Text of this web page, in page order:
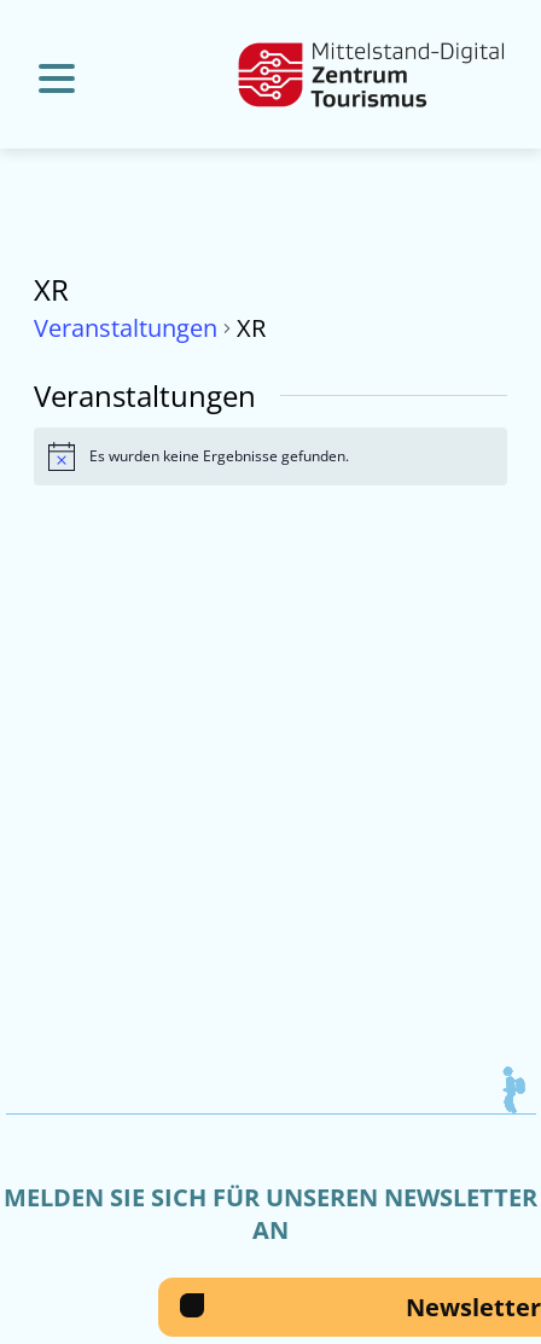
XR
Veranstaltungen XR
Veranstaltungen
HinweisEs wurden keine Ergebnisse gefunden.
MELDEN SIE SICH FÜR UNSEREN NEWSLETTER
AN
Newsletter